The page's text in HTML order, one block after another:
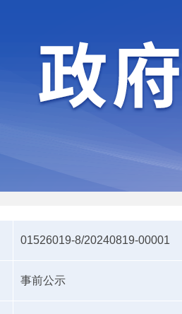
01526019-8/20240819-00001
事前公示